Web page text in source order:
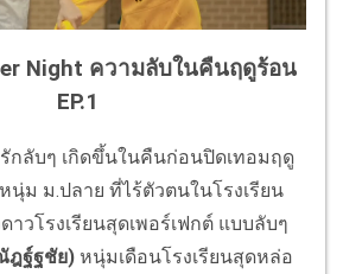
Night ความลับในคืนฤดูร้อน
EP.1
กลับๆ เกิดขึ้นในคืนก่อนปิดเทอมฤดู
นุ่ม ม.ปลาย ที่ไร้ตัวตนในโรงเรียน
าวโรงเรียนสุดเพอร์เฟกต์ แบบลับๆ
ฎฐ์ฐชัย) หนุ่มเดือนโรงเรียนสุดหล่อ